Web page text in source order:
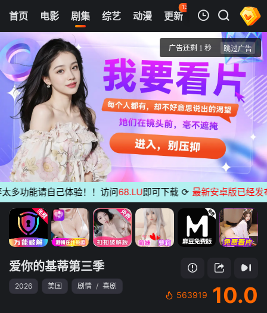
首页 电影 剧集 综艺 动漫 更新
133
热榜 APP
我的观影记录
1
爱你的基蒂第三季
清空
能请自己体验！！访问 68.LU即可下载 ⟳ 最新安卓版已经发布无
爱你的基蒂第三季
2026 美国 剧情 / 喜剧
563919 10.0